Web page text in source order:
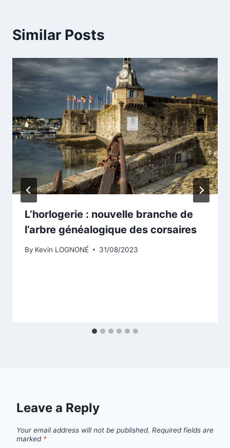
Similar Posts
L’horlogerie : nouvelle branche de
l’arbre généalogique des corsaires
By Kevin LOGNONÉ 31/08/2023
Leave a Reply
Your email address will not be published. Required fields are
marked *